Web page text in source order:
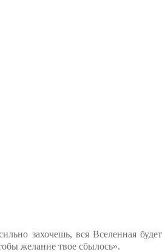
захочешь, вся Вселенная будет
желание твое сбылось».